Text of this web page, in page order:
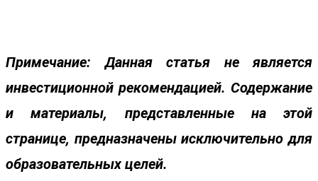
Примечание: Данная статья не является
инвестиционной рекомендацией. Содержание
и материалы, представленные на этой
странице, предназначены исключительно для
образовательных целей.